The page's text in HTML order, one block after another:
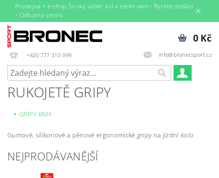
Prodejna + e‑shop Široký výběr kol a elektrokol • Rychlé dodání
• Odborný servis
+420 777 310 399 info@bronecsport.cz
0 Kč
RUKOJETĚ GRIPY
GRIPY BMX
Gumové, silikonové a pěnové ergonomické gripyna jízdní kolo
NEJPRODÁVANĚJŠÍ